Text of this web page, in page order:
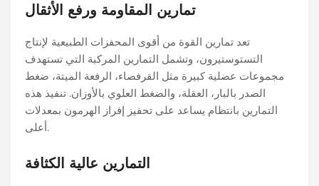
تمارين المقاومة ورفع الأثقال
تعد تمارين القوة من أقوى المحفزات الطبيعية لإنتاج
التستوستيرون، وتشمل التمارين المركبة التي تستهدف
مجموعات عضلية كبيرة مثل القرفصاء، الرفعة الميتة، ضغط
الصدر بالبار، العقلة، والضغط العلوي بالأوزان. تنفيذ هذه
التمارين بانتظام يساعد على تحفيز إفراز الهرمون بمعدلات
أعلى.
التمارين عالية الكثافة